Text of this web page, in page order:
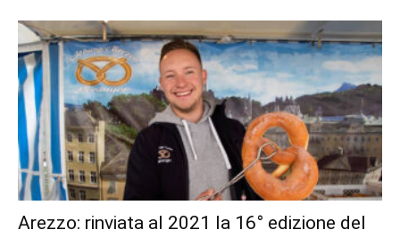
Arezzo: rinviata al 2021 la 16° edizione del